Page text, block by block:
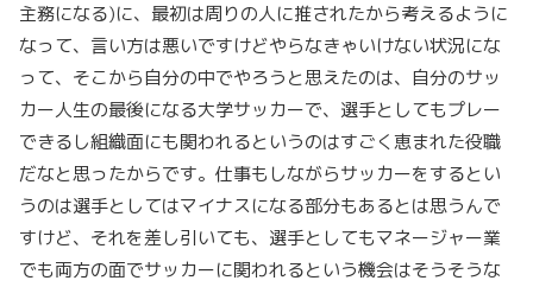
主務になる)に、最初は周りの人に推されたから考えるように
なって、言い方は悪いですけどやらなきゃいけない状況にな
って、そこから自分の中でやろうと思えたのは、自分のサッ
カー人生の最後になる大学サッカーで、選手としてもプレー
できるし組織面にも関われるというのはすごく恵まれた役職
だなと思ったからです。仕事もしながらサッカーをするとい
うのは選手としてはマイナスになる部分もあるとは思うんで
すけど、それを差し引いても、選手としてもマネージャー業
でも両方の面でサッカーに関われるという機会はそうそうな